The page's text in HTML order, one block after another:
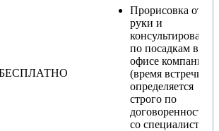
Прорисовка от
руки и
консультирование
по посадкам в
офисе компании
(время встречи
определяется
строго по
договоренности
со специалистом)